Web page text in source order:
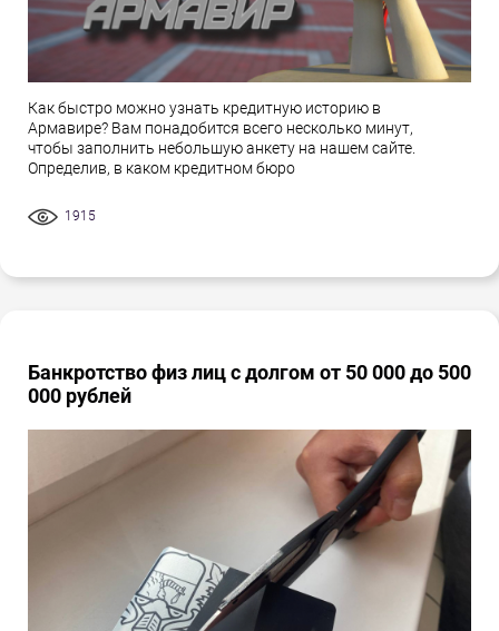
Как быстро можно узнать кредитную историю в
Армавире? Вам понадобится всего несколько минут,
чтобы заполнить небольшую анкету на нашем сайте.
Определив, в каком кредитном бюро
1915
Банкротство физ лиц с долгом от 50 000 до 500
000 рублей